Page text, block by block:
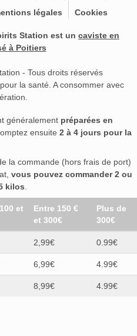
légales Cookies
Station est un caviste en
à Poitiers
- Tous droits réservés
la santé. A consommer avec
généralement préparées en
ensuite 2 à 4 jours pour la
la commande (hors frais de port)
vous pouvez commander 2 ou
kilos
et
Entre 150 €
et 300€
Plus de
300€
2,99€ 0.99€
6,99€ 4.99€
8,99€ 4.99€